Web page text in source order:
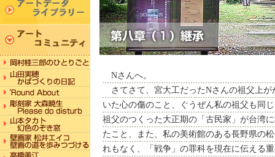
Nさんへ。
さてさて、宮大工だったNさんの祖父上
いた心の傷のこと、ぐうぜん私の祖父も同
祖父のつくった大正期の「古民家」が台湾
たこと、また、私の美術館のある長野県の
れもなく、「戦争」の罪科を現在に伝える